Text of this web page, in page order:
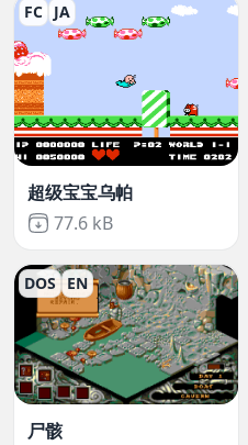
FC JA
超级宝宝乌帕
Not downloaded
77.6 kB
DOS EN
尸骸